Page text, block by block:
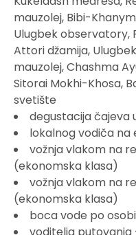
mauzolej, Bibi-
Ulugbek observatory,
Attori džamija,
mauzolej, Chashma
Sitorai Mokhi-Khosa,
svetište
degustacija čajeva
lokalnog vodiča na
vožnja vlakom na
(ekonomska klasa)
vožnja vlakom na
(ekonomska klasa)
boca vode po